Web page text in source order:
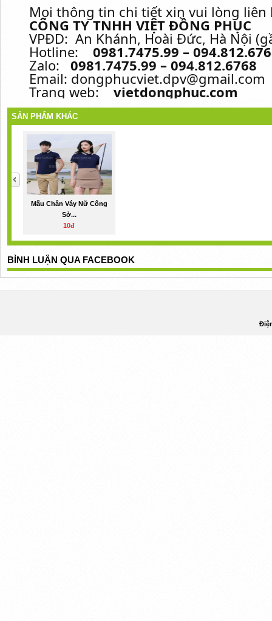
Mọi thông tin chi tiết xin vui lòng liên
CÔNG TY TNHH VIỆT ĐỒNG PHỤC
VPĐD: An Khánh, Hoài Đức, Hà Nội
Hotline: 0981.7475.99 –
Zalo: 0981.7475.99 – 094.812.6768
Email: dongphucviet.dpv@gmail.com
Trang web: vietdongphuc.com
SẢN PHẨM KHÁC
Mẫu Chân Váy Nữ Công
Sở...
10đ
BÌNH LUẬN QUA FACEBOOK